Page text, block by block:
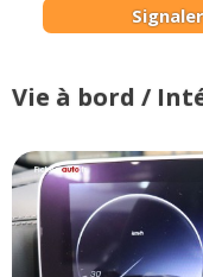
Vie à bord /